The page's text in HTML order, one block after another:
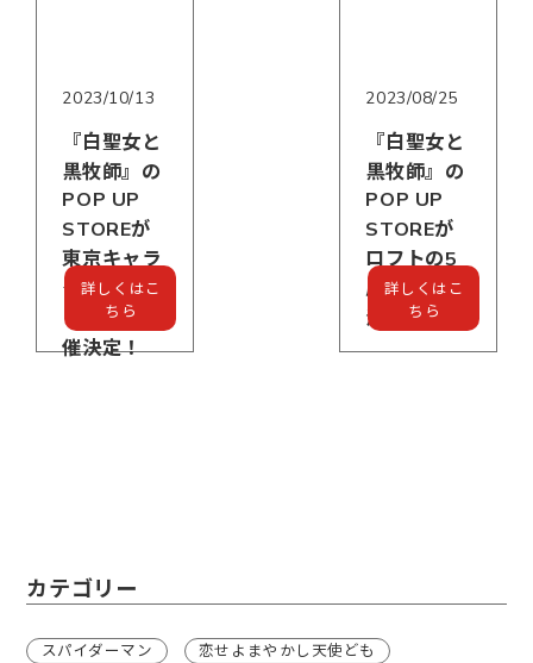
2023/10/13
『白聖女と
黒牧師』の
POP UP
STOREが
東京キャラ
クタースト
リートで開
催決定！
詳しくはこ
ちら
2023/08/25
『白聖女と
黒牧師』の
POP UP
STOREが
ロフトの5
店舗で開催
決定！
詳しくはこ
ちら
カテゴリー
スパイダーマン 恋せよまやかし天使ども